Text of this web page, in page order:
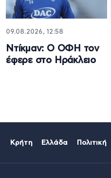
09.08.2026, 12:58
Ντίκμαν: Ο ΟΦΗ τον
έφερε στο Ηράκλειο
Κρήτη Ελλάδα Πολιτική